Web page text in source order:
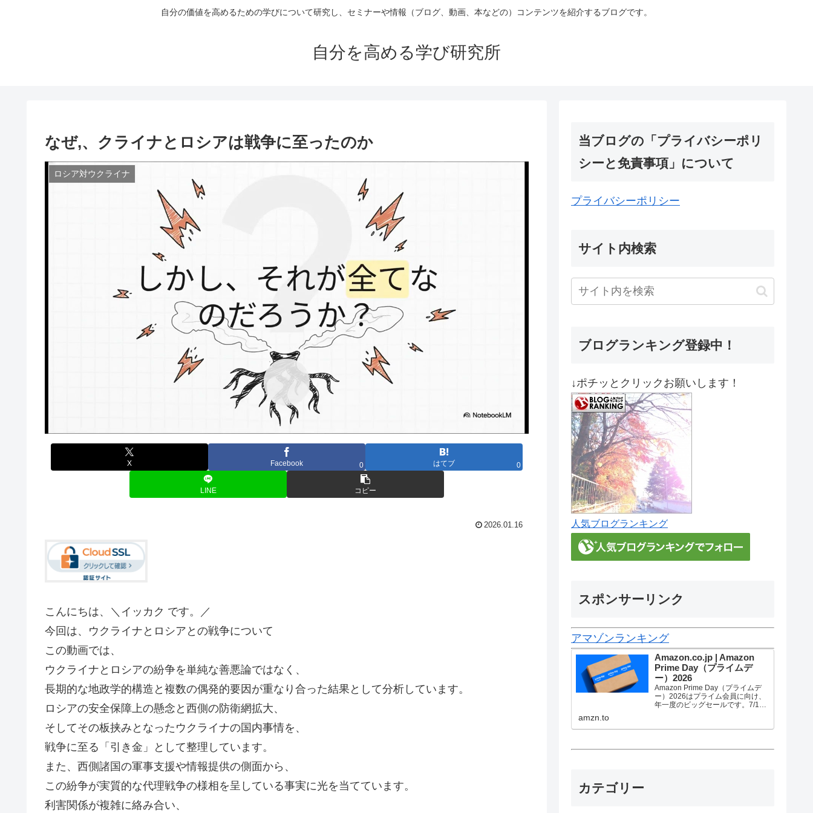
自分の価値を高めるための学びについて研究し、セミナーや情報（ブログ、動画、本などの）コンテンツを紹介するブログです。
自分を高める学び研究所
なぜ,、クライナとロシアは戦争に至ったのか
ロシア対ウクライナ
X Facebook 0 はてブ 0
LINE コピー
2026.01.16
こんにちは、＼イッカク です。／
今回は、ウクライナとロシアとの戦争について
この動画では、
ウクライナとロシアの紛争を単純な善悪論ではなく、
長期的な地政学的構造と複数の偶発的要因が重なり合った結果として分析しています。
ロシアの安全保障上の懸念と西側の防衛網拡大、
そしてその板挟みとなったウクライナの国内事情を、
戦争に至る「引き金」として整理しています。
また、西側諸国の軍事支援や情報提供の側面から、
この紛争が実質的な代理戦争の様相を呈している事実に光を当てています。
利害関係が複雑に絡み合い、
当ブログの「プライバシーポリ
シーと免責事項」について
プライバシーポリシー
サイト内検索
ブログランキング登録中！
↓ポチッとクリックお願いします！
人気ブログランキング
スポンサーリンク
アマゾンランキング
Amazon.co.jp | Amazon
Prime Day（プライムデ
ー）2026
Amazon Prime Day（プライムデ
ー）2026はプライム会員に向け、
年一度のビッグセールです。7/10
ら数多くのお買得商品が96時間に
amzn.to
カテゴリー